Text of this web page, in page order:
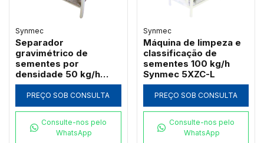
Synmec
Separador
gravimétrico de
sementes por
densidade 50 kg/h
Synmec 5XZ-L
PREÇO SOB CONSULTA
Consulte-nos pelo
WhatsApp
Synmec
Máquina de limpeza e
classificação de
sementes 100 kg/h
Synmec 5XZC-L
PREÇO SOB CONSULTA
Consulte-nos pelo
WhatsApp